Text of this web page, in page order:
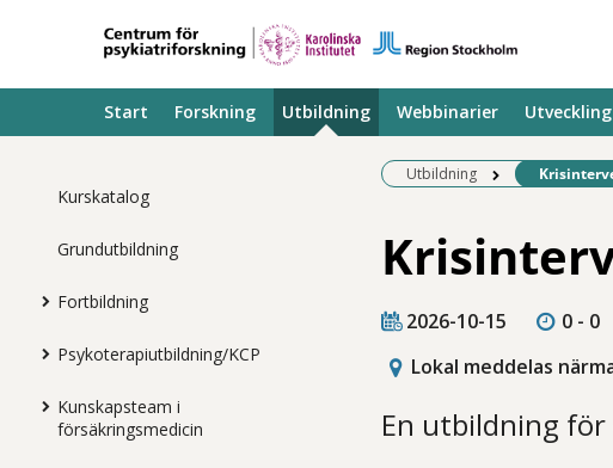
Start Forskning Utbildning Webbinarier Utveckling
Kurskatalog
Grundutbildning
Fortbildning
Psykoterapiutbildning/KCP
Kunskapsteam i
försäkringsmedicin
Utbildning Befintlig
2026-10-15
0 - 0
Lokal meddelas
En utbildning